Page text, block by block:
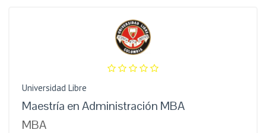
Universidad Libre
Maestría en Administración MBA
MBA